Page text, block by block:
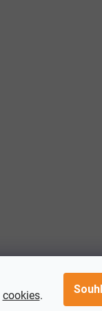
cookies.